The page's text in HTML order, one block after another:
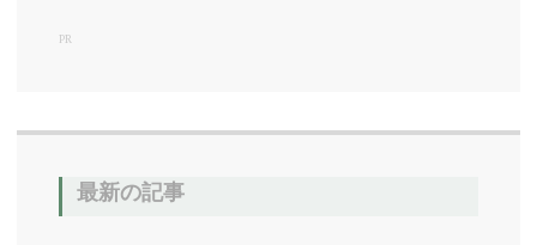
PR
最新の記事